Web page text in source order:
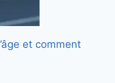
et comment